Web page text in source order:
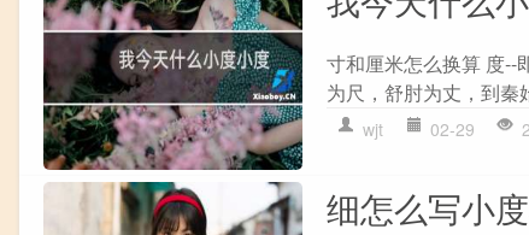
寸和厘米怎么换算 度--
为尺，舒肘为丈，到秦
wjt 02-29
细怎么写小